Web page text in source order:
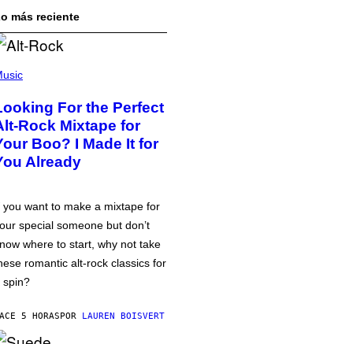
más reciente
For the Perfect
Rock Mixtape for
Boo? I Made It for
Already
you want to make a mixtape for
special someone but don’t
where to start, why not take
romantic alt-rock classics for
spin?
5 HORASPOR LAUREN BOISVERT